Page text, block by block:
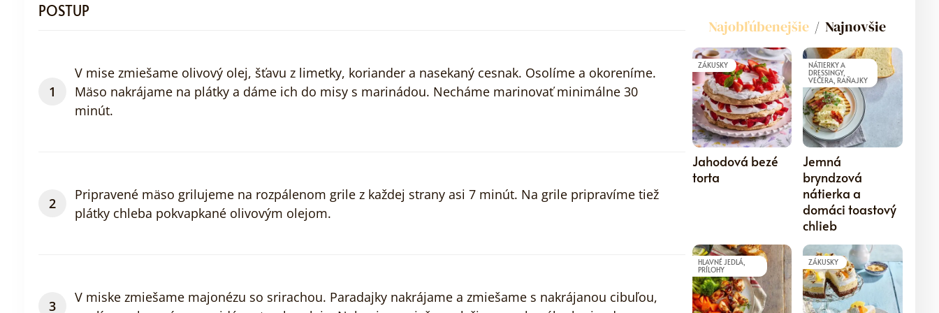
POSTUP
V mise zmiešame olivový olej, šťavu z limetky, koriander a nasekaný cesnak. Osolíme a okoreníme.
Mäso nakrájame na plátky a dáme ich do misy s marinádou. Necháme marinovať minimálne 30
minút.
Pripravené mäso grilujeme na rozpálenom grile z každej strany asi 7 minút. Na grile pripravíme tiež
plátky chleba pokvapkané olivovým olejom.
V miske zmiešame majonézu so srirachou. Paradajky nakrájame a zmiešame s nakrájanou cibuľou,
Najobľúbenejšie Najnovšie
ZÁKUSKY
5
Jahodová bezé
torta
NÁTIERKY A
DRESSINGY,
VEČERA, RAŇAJKY
Jemná
bryndzová
nátierka a
domáci toastový
chlieb
HLAVNÉ JEDLÁ,
PRÍLOHY
ZÁKUSKY